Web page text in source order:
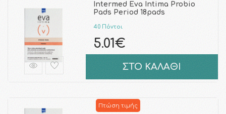
Intermed Eva Intima Probio
Pads Period 18pads
40 Πόντοι
5.01€
ΣΤΟ ΚΑΛΑΘΙ
Πτώση τιμής